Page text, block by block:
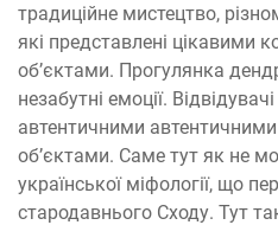
традиційне мистецтво,
які представлені цікавими
об’єктами. Прогулянка
незабутні емоції.
автентичними
об’єктами. Саме тут як не
української міфології, що
стародавнього Сходу. Тут